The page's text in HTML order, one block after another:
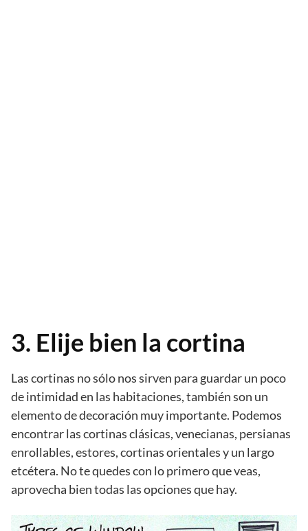
3. Elije bien la cortina
Las cortinas no sólo nos sirven para guardar un poco
de intimidad en las habitaciones, también son un
elemento de decoración muy importante. Podemos
encontrar las cortinas clásicas, venecianas, persianas
enrollables, estores, cortinas orientales y un largo
etcétera. No te quedes con lo primero que veas,
aprovecha bien todas las opciones que hay.